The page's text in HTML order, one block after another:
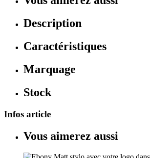
Description
Caractéristiques
Marquage
Stock
Infos article
Vous aimerez aussi